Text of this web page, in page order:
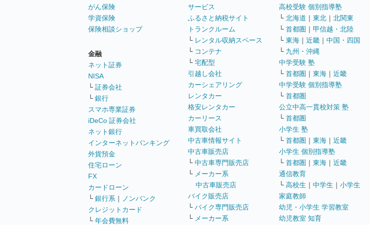
がん保険
学資保険
保険相談ショップ
金融
ネット証券
NISA
└ 証券会社
└ 銀行
スマホ専業証券
iDeCo 証券会社
ネット銀行
インターネットバンキング
外貨預金
住宅ローン
FX
カードローン
└ 銀行系 ｜
ノンバンク
クレジットカード
└ 年会費無料
サービス
ふるさと納税サイト
トランクルーム
└ レンタル収納スペース
└ コンテナ
└ 宅配型
引越し会社
カーシェアリング
レンタカー
格安レンタカー
カーリース
車買取会社
中古車情報サイト
中古車販売店
└ 中古車専門販売店
└ メーカー系
中古車販売店
バイク販売店
└ バイク専門販売店
└ メーカー系
高校受験 個別指導塾
└ 北海道 ｜ 東北 ｜ 北関東
└ 首都圏 ｜ 甲信越・北陸
└ 東海 ｜ 近畿 ｜ 中国・四国
└ 九州・沖縄
中学受験 塾
└ 首都圏 ｜ 東海 ｜ 近畿
中学受験 個別指導塾
└ 首都圏
公立中高一貫校対策 塾
└ 首都圏
小学生 塾
└ 首都圏 ｜ 東海 ｜ 近畿
小学生 個別指導塾
└ 首都圏 ｜ 東海 ｜ 近畿
通信教育
└ 高校生 ｜ 中学生 ｜ 小学生
家庭教師
幼児・小学生 学習教室
幼児教室 知育